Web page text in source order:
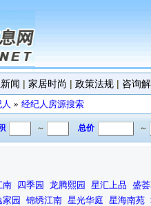
闻 | 家居时尚 | 政策法规 | 咨询
» 经纪人房源搜索
～ 总价 ～
南 四季园 龙腾熙园 星汇上品 盛
家园 锦绣江南 星光华庭 星海南苑